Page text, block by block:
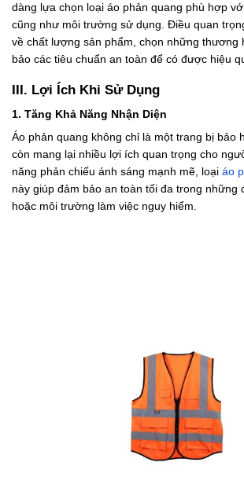
dàng lựa chọn loại áo phản quang phù hợp
cũng như môi trường sử dụng. Điều quan
về chất lượng sản phẩm, chọn những thương
bảo các tiêu chuẩn an toàn để có được hiệu
III. Lợi Ích Khi Sử Dụng
1. Tăng Khả Năng Nhận Diện
Áo phản quang không chỉ là một trang bị bảo
còn mang lại nhiều lợi ích quan trọng cho
năng phản chiếu ánh sáng mạnh mẽ, loại áo
này giúp đảm bảo an toàn tối đa trong những
hoặc môi trường làm việc nguy hiểm.